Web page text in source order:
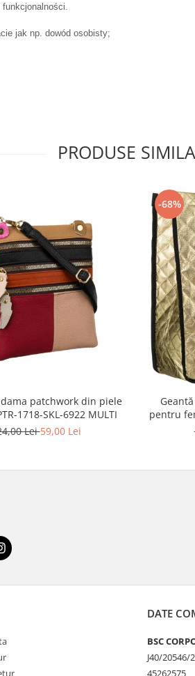
jak np. dowód osobisty;
PRODUSE
patchwork din piele
1718-SKL-6922 MULTI
Lei59,00 Lei
-68%
pentru
DATE
BSC
J40/20546/